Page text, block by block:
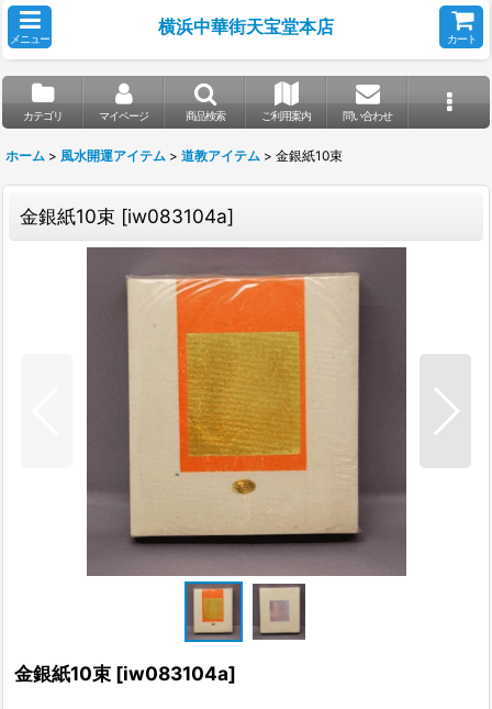
メニュー
横浜中華街天宝堂本店
カート
カテゴリ マイページ 商品検索 ご利用案内 問い合わせ
ホーム > 風水開運アイテム > 道教アイテム > 金銀紙10束
金銀紙10束 [iw083104a]
金銀紙10束 [iw083104a]